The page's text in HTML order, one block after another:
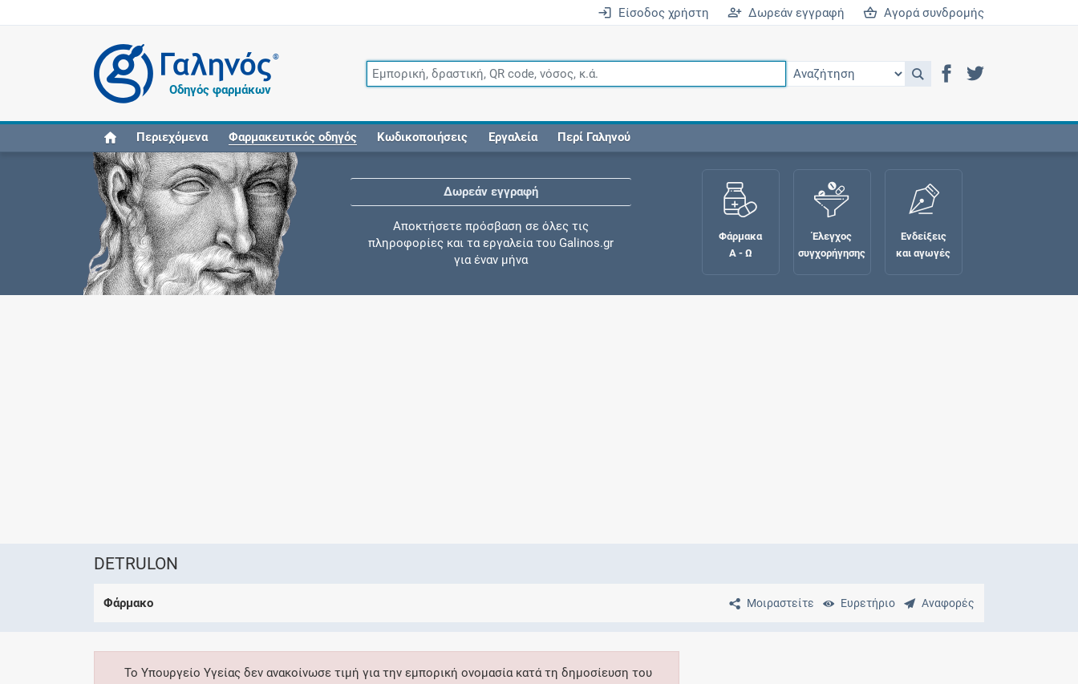
Είσοδος χρήστη Δωρεάν εγγραφή Αγορά συνδρομής
®
Οδηγός φαρμάκων
Περιεχόμενα Φαρμακευτικός οδηγός Κωδικοποιήσεις Εργαλεία Περί Γαληνού
Δωρεάν εγγραφή
Αποκτήσετε πρόσβαση σε όλες τις
πληροφορίες και τα εργαλεία του Galinos.gr
για έναν μήνα
ενός φαρμάκου κατά τη διάρκεια της
Φάρμακα
Α - Ω
Έλεγχος
συγχορήγησης
Ενδείξεις
και αγωγές
DETRULON
Μοιραστείτε Ευρετήριο Αναφορές
Φάρμακο
Το Υπουργείο Υγείας δεν ανακοίνωσε τιμή για την εμπορική ονομασία κατά τη δημοσίευση του